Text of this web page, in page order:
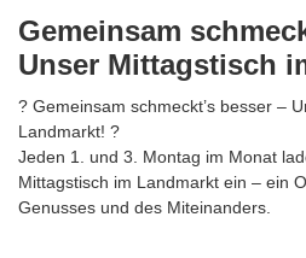
Gemeinsam
Unser Mittagstisch
? Gemeinsam schmeckt’s besser –
Landmarkt! ?
Jeden 1. und 3. Montag im Monat
Mittagstisch im Landmarkt ein – ein
Genusses und des Miteinanders.